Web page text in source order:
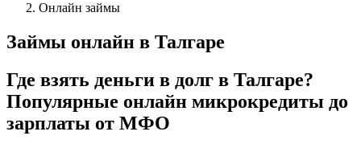
Онлайн займы
Займы онлайн в Талгаре
Где взять деньги в долг в Талгаре?
Популярные онлайн микрокредиты до
зарплаты от МФО